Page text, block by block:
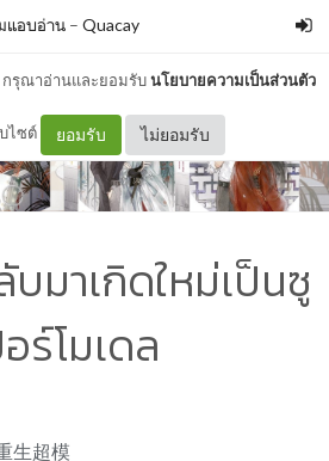
กรุณาอ่านและยอมรับนโยบายความเป็นส่วนตัว
ไซต์ ยอมรับ ไม่ยอมรับ
แอบอ่าน– Quacay
มาเกิดใหม่เป็นซู
ร์โมเดล
生超模